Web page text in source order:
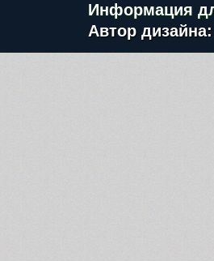
Информация
Автор